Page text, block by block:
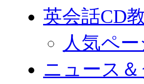
英会話CD
人気ペ
ニュース